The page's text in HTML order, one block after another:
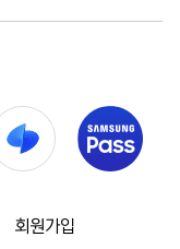
회원가입